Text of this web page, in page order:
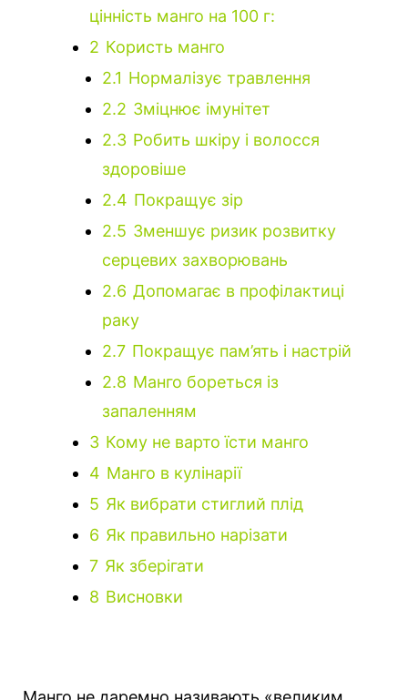
цінність манго на 100 г:
2 Користь манго
2.1 Нормалізує травлення
2.2 Зміцнює імунітет
2.3 Робить шкіру і волосся
здоровіше
2.4 Покращує зір
2.5 Зменшує ризик розвитку
серцевих захворювань
2.6 Допомагає в профілактиці
раку
2.7 Покращує пам’ять і настрій
2.8 Манго бореться із
запаленням
3 Кому не варто їсти манго
4 Манго в кулінарії
5 Як вибрати стиглий плід
6 Як правильно нарізати
7 Як зберігати
8 Висновки